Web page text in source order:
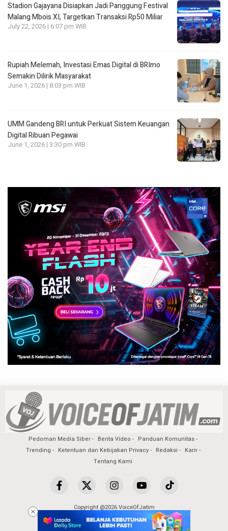
Stadion Gajayana Disiapkan Jadi Panggung Festival
Malang Mbois XI, Targetkan Transaksi Rp50 Miliar
July 22, 2026 | 6:07 pm WIB
Rupiah Melemah, Investasi Emas Digital di BRImo
Semakin Dilirik Masyarakat
June 1, 2026 | 8:03 pm WIB
UMM Gandeng BRI untuk Perkuat Sistem Keuangan
Digital Ribuan Pegawai
June 1, 2026 | 3:30 pm WIB
Pedoman Media Siber Berita Video
Panduan Komunitas
Trending
Ketentuan dan Kebijakan Privacy Redaksi
Karir
Tentang Kami
Copyright @2026 VoiceOfJatim
All Rights Reserved